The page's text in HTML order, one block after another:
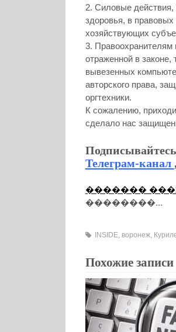
2. Силовые действия,
здоровья, в правовых
хозяйствующих
3. Правоохранителям
отраженной в законе,
вывезенных
авторского права,
оргтехники.
К сожалению,
сделало нас
Телеграм-канал
�������
��������...
INSIDE, воронеж,
Похожие записи